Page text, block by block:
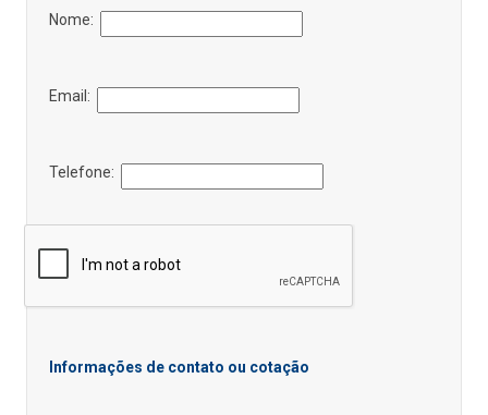
Nome:
Email:
Telefone:
Informações de contato ou cotação